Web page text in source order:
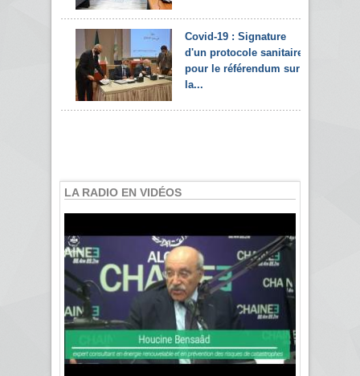
Covid-19 : Signature
d'un protocole sanitaire
pour le référendum sur
la...
LA RADIO EN VIDÉOS